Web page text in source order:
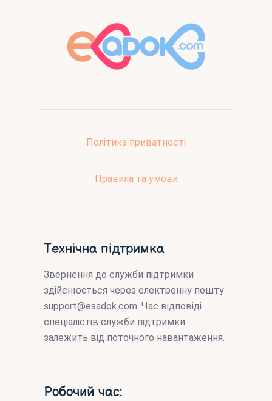
Політика приватності
Правила та умови
Технічна підтримка
Звернення до служби підтримки
здійснюється через електронну пошту
support@esadok.com. Час відповіді
спеціалістів служби підтримки
залежить від поточного навантаження.
Робочий час: